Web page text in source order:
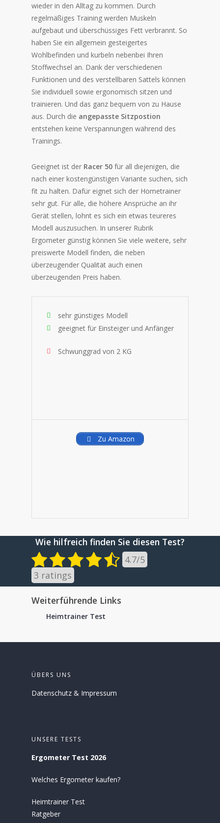
wieder in den Alltag zu kommen. Durch
regelmäßiges Training werden Muskeln
aufgebaut und überschüssiges Fett verbrannt. So
haben Sie ein allgemein gesteigertes
Wohlbefinden und kurbeln nebenbei Ihren
Stoffwechsel an. Dank der verschiedenen
Funktionen und des verstellbaren Sattels können
Sie individuell sowie ergonomisch sitzen und
trainieren. Und das ganz bequem von zu Hause
aus. Durch die angepasste Sitzpostion
entstehen keine Verspannungen während des
Trainings.
Geeignet ist der Racer 50 für all diejenigen, die
nach einer kostengünstigen Variante suchen, sich
fit zu halten. Dafür eignet sich der Hometrainer
sehr gut. Für alle, die höhere Ansprüche an ihr
Gerät stellen, lohnt es sich ein etwas teureres
Modell auszusuchen. In unserer Rubrik
Ergometer günstig können Sie viele weitere, sehr
preiswerte Modell finden, die neben
überzeugender Qualität auch einen
überzeugenden Preis haben.
sehr günstiges Modell
geeignet für Einsteiger und Anfänger
Schwunggrad von 2 KG
Zu Amazon
Wie hilfreich finden Sie diesen Test?
4.7/5
3 ratings
Weiterführende Links
Heimtrainer Test
ÜBERS UNS
Datenschutz & Impressum
UNSERE TESTS
Ergometer Test 2026
Welches Ergometer kaufen?
Heimtrainer Test
Ratgeber